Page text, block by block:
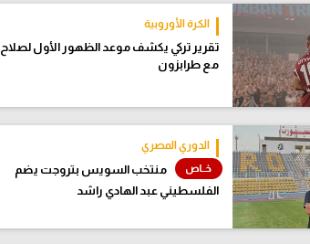
الكرة الأوروبية
تقرير تركي يكشف موعد الظهور الأول لصلاح
مع طرابزون
الدوري المصري
منتخب السويس بتروجت يضم
الفلسطيني عبد الهادي راشد